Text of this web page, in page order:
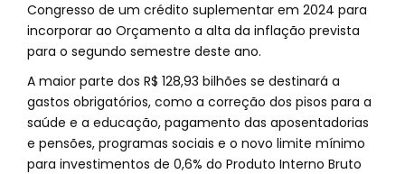
Congresso de um crédito suplementar em 2024 para
incorporar ao Orçamento a alta da inflação prevista
para o segundo semestre deste ano.
A maior parte dos R$ 128,93 bilhões se destinará a
gastos obrigatórios, como a correção dos pisos para a
saúde e a educação, pagamento das aposentadorias
e pensões, programas sociais e o novo limite mínimo
para investimentos de 0,6% do Produto Interno Bruto